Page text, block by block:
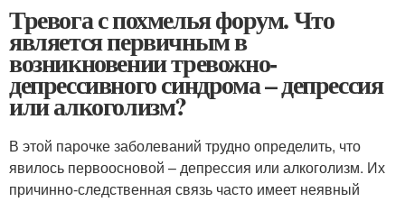
Тревога с похмелья форум. Что
является первичным в
возникновении тревожно-
депрессивного синдрома – депрессия
или алкоголизм?
В этой парочке заболеваний трудно определить, что
явилось первоосновой – депрессия или алкоголизм. Их
причинно-следственная связь часто имеет неявный